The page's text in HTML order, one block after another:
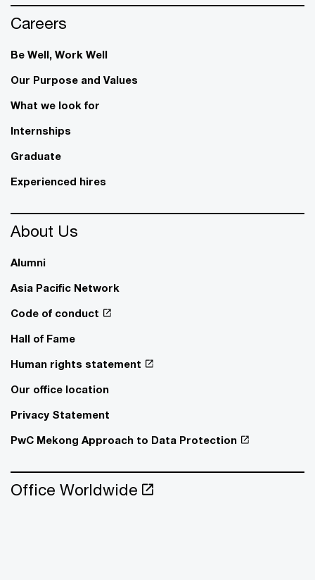
Careers
Be Well, Work Well​
Our Purpose and Values
What we look for
Internships
Graduate
Experienced hires
About Us
Alumni
Asia Pacific Network
Code of conduct
Hall of Fame
Human rights statement
Our office location
Privacy Statement
PwC Mekong Approach to Data Protection
Office Worldwide